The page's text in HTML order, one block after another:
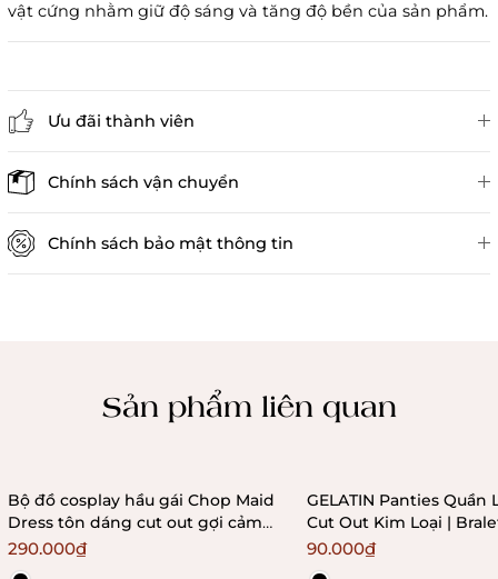
vật cứng nhằm giữ độ sáng và tăng độ bền của sản phẩm.
Ưu đãi thành viên
Chính sách vận chuyển
Chính sách bảo mật thông tin
Sản phẩm liên quan
Bộ đồ cosplay hầu gái Chop Maid
Dress tôn dáng cut out gợi cảm
Bralettehousevn
290.000₫
GELATIN Panties Quần
Cut Out Kim Loại |
90.000₫